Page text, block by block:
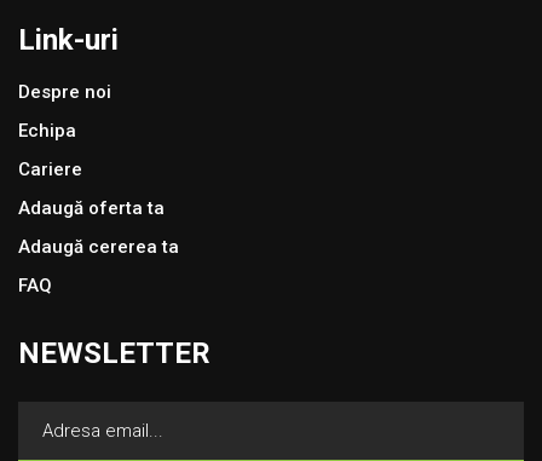
Link-uri
Despre noi
Echipa
Cariere
Adaugă oferta ta
Adaugă cererea ta
FAQ
NEWSLETTER